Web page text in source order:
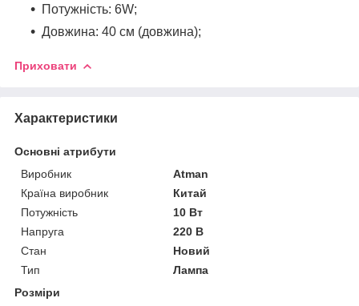
Потужність: 6W;
Довжина: 40 см (довжина);
Приховати
Характеристики
Основні атрибути
Виробник
Atman
Країна виробник
Китай
Потужність
10 Вт
Напруга
220 В
Стан
Новий
Тип
Лампа
Розміри